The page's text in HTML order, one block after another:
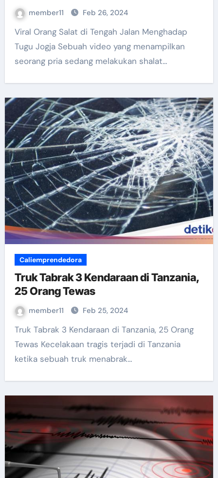
member11 Feb 26, 2024
Viral Orang Salat di Tengah Jalan Menghadap
Tugu Jogja Sebuah video yang menampilkan
seorang pria sedang melakukan shalat…
Caliemprendedora
Truk Tabrak 3 Kendaraan di Tanzania,
25 Orang Tewas
member11 Feb 25, 2024
Truk Tabrak 3 Kendaraan di Tanzania, 25 Orang
Tewas Kecelakaan tragis terjadi di Tanzania
ketika sebuah truk menabrak…